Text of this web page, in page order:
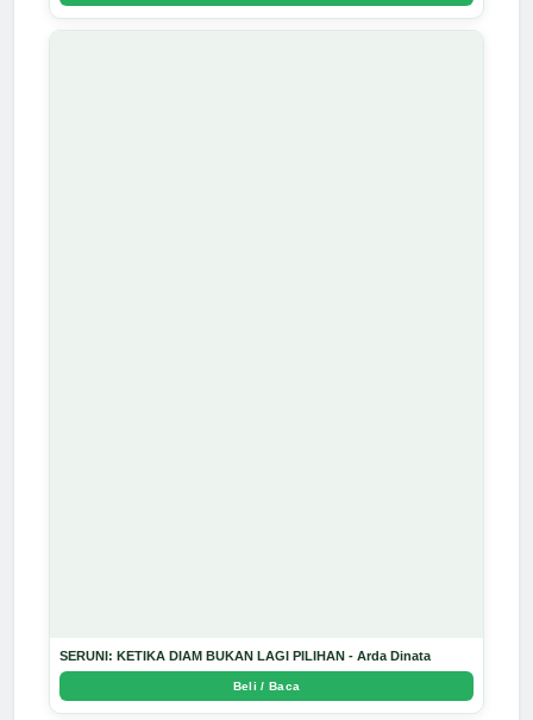
SERUNI: KETIKA DIAM BUKAN LAGI PILIHAN - Arda Dinata
Beli / Baca